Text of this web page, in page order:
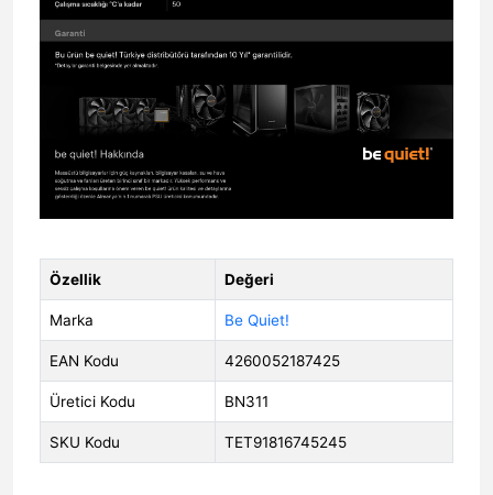
Özellik Değeri
Marka Be Quiet!
EAN Kodu 4260052187425
Üretici Kodu BN311
SKU Kodu TET91816745245